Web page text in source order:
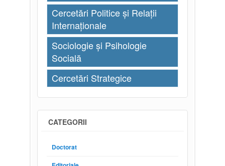
Cercetări Politice și Relații
Internaționale
Sociologie și Psihologie
Socială
Cercetări Strategice
CATEGORII
Doctorat